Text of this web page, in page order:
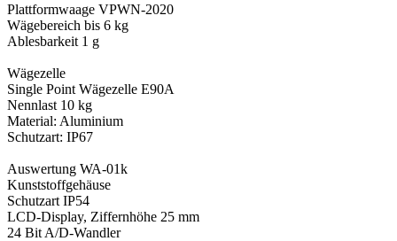
Plattformwaage VPWN-2020
Wägebereich bis 6 kg
Ablesbarkeit 1 g
Wägezelle
Single Point Wägezelle E90A
Nennlast 10 kg
Material: Aluminium
Schutzart: IP67
Auswertung WA-01k
Kunststoffgehäuse
Schutzart IP54
LCD-Display, Ziffernhöhe 25 mm
24 Bit A/D-Wandler